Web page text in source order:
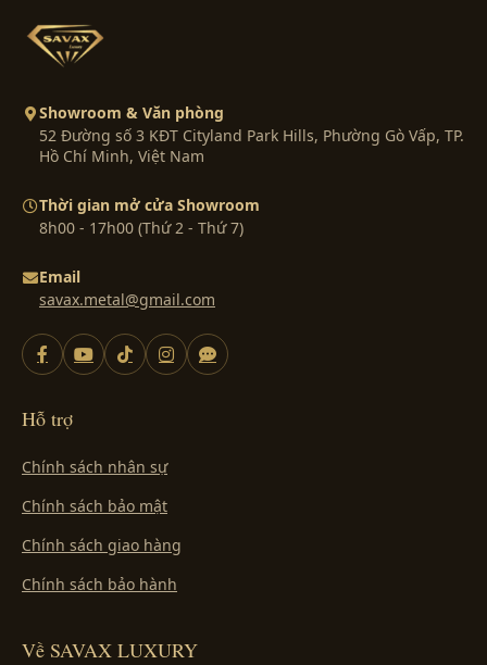
Showroom & Văn phòng
52 Đường số 3 KĐT Cityland Park Hills, Phường Gò Vấp, TP.
Hồ Chí Minh, Việt Nam
Thời gian mở cửa Showroom
8h00 - 17h00 (Thứ 2 - Thứ 7)
Email
savax.metal@gmail.com
Hỗ trợ
Chính sách nhân sự
Chính sách bảo mật
Chính sách giao hàng
Chính sách bảo hành
Về SAVAX LUXURY